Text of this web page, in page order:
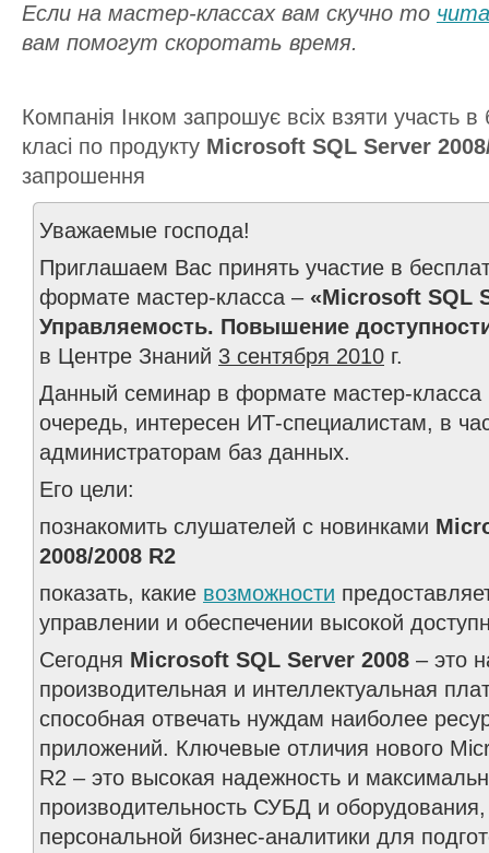
Если на мастер-классах вам скучно то
вам помогут скоротать время.
Компанія Інком запрошує всіх взяти участь
класі по продукту Microsoft SQL Server
запрошення
Уважаемые господа!
Приглашаем Вас принять участие в
формате мастер-класса – «Microsoft SQL
Управляемость. Повышение
в Центре Знаний 3 сентября 2010 г.
Данный семинар в формате мастер-класса
очередь, интересен ИТ-специалистам, в
администраторам баз данных.
Его цели:
познакомить слушателей с новинками
2008/2008 R2
показать, какие возможности
управлении и обеспечении высокой
Сегодня Microsoft SQL Server 2008 – это
производительная и интеллектуальная
способная отвечать нуждам наиболее
приложений. Ключевые отличия нового
R2 – это высокая надежность и
производительность СУБД и
персональной бизнес-аналитики для